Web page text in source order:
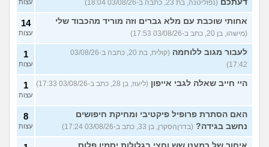
דעתכם (נפוליטנה, בת 23, כתבה ב-03/08/26 18:04) עצות
אחותי שוכבת עם מלא גברים וזה מוריד מהכבוד שלי
(מישהו, בן 20, כתב ב-03/08/26 17:53)
14
עצות
לעבור מגוב ללוחמה
(קולית, בת 20, כתבה ב-03/08/26
17:42)
1
עצות
היי חייב שאלה לגבי אייפון (ליעוז, בן 28, כתב ב-03/08/26 17:33) 1
עצות
האם הסתרת פרופיל פיקטיבי ומחיקת חיפושים
נחשב בגידה? (בדרןהסקרן, בן 33, כתב ב-03/08/26 17:24)
8
עצות